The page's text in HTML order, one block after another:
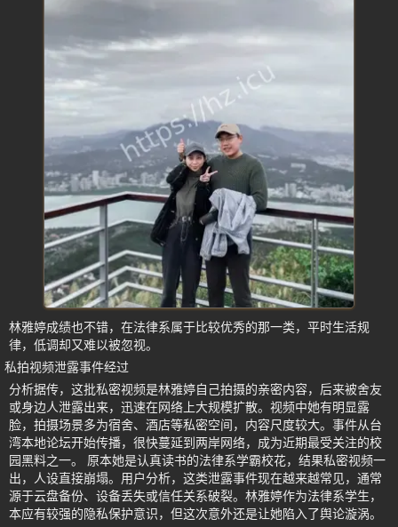
林雅婷成绩也不错，在法律系属于比较优秀的那一类，平时生活规
律，低调却又难以被忽视。
私拍视频泄露事件经过
分析据传，这批私密视频是林雅婷自己拍摄的亲密内容，后来被舍友
或身边人泄露出来，迅速在网络上大规模扩散。视频中她有明显露
脸，拍摄场景多为宿舍、酒店等私密空间，内容尺度较大。事件从台
湾本地论坛开始传播，很快蔓延到两岸网络，成为近期最受关注的校
园黑料之一。 原本她是认真读书的法律系学霸校花，结果私密视频一
出，人设直接崩塌。用户分析，这类泄露事件现在越来越常见，通常
源于云盘备份、设备丢失或信任关系破裂。林雅婷作为法律系学生，
本应有较强的隐私保护意识，但这次意外还是让她陷入了舆论漩涡。